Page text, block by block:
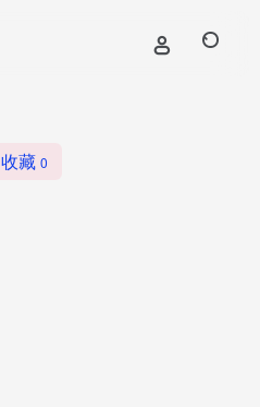
收藏 0